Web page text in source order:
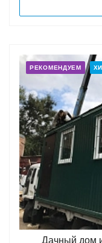
РЕКОМЕНДУЕМ
Дачный дом